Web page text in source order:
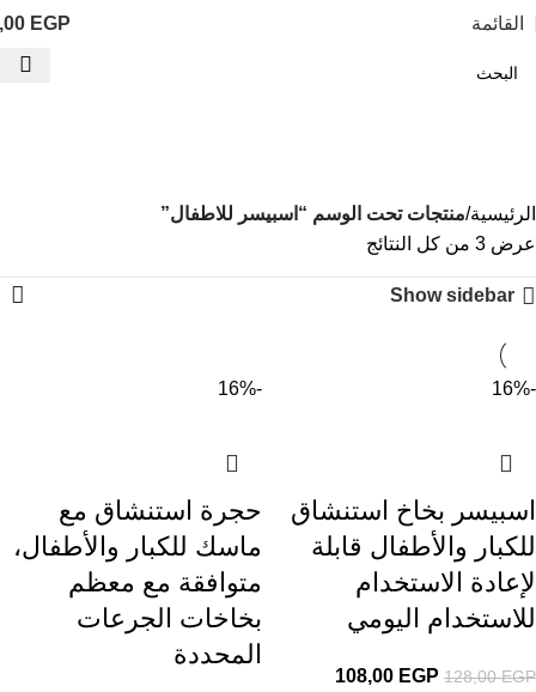
القائمة EGP
الرئيسية منتجات تحت الوسم “اسبيسر للاطفال”
عرض ⁦3⁩ من كل النتائج
Show sidebar
-16%
اسبيسر بخاخ استنشاق
للكبار والأطفال قابلة
لإعادة الاستخدام
للاستخدام اليومي
128,00EGP
108,00 EGP
-16%
حجرة استنشاق مع
ماسك للكبار والأطفال،
متوافقة مع معظم
بخاخات الجرعات
المحددة